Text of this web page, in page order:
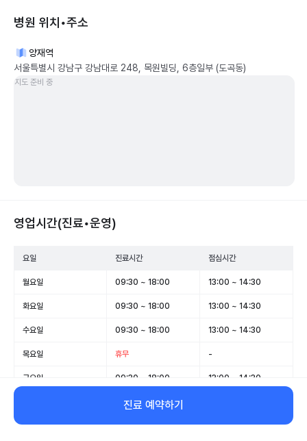
병원 위치•주소
양재역
서울특별시 강남구 강남대로 248, 목원빌딩, 6층일부 (도곡동)
지도 준비 중
영업시간(진료•운영)
요일 진료시간 점심시간
월요일 09:30 ~ 18:00 13:00 ~ 14:30
화요일 09:30 ~ 18:00 13:00 ~ 14:30
수요일 09:30 ~ 18:00 13:00 ~ 14:30
목요일 휴무 -
금요일 09:30 ~ 18:00 13:00 ~ 14:30
09:30 ~ 12:00
일요일 휴무 -
진료 예약하기